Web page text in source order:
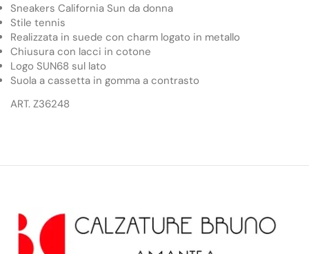
Sneakers California Sun da donna
Stile tennis
Realizzata in suede con charm logato in metallo
Chiusura con lacci in cotone
Logo SUN68 sul lato
Suola a cassetta in gomma a contrasto
ART. Z36248